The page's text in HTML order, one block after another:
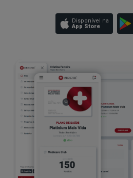
Disponível na
App Store